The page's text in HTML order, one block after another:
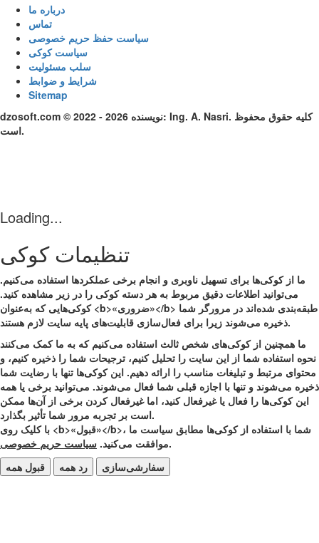
درباره ما
تماس
سیاست حفظ حریم خصوصی
سیاست کوکی
سلب مسئولیت
شرایط و ضوابط
Sitemap
dzosoft.com © 2022 - 2026 نویسنده: Ing. A. Nasri. کلیه حقوق محفوظ
است.
Loading...
تنظیمات کوکی
ما از کوکی‌ها برای تسهیل ناوبری و انجام برخی عملکردها استفاده می‌کنیم.
می‌توانید اطلاعات دقیق مربوط به هر دسته کوکی را در زیر مشاهده کنید.
کوکی‌هایی که به‌عنوان <b>«ضروری»</b> طبقه‌بندی شده‌اند در مرورگر شما
ذخیره می‌شوند زیرا برای فعال‌سازی قابلیت‌های پایه سایت لازم هستند.
ما همچنین از کوکی‌های شخص ثالث استفاده می‌کنیم که به ما کمک می‌کنند
نحوه استفاده شما از این سایت را تحلیل کنیم، ترجیحات شما را ذخیره کنیم، و
محتوای مرتبط و تبلیغات مناسب را ارائه دهیم. این کوکی‌ها تنها با رضایت شما
ذخیره می‌شوند و تنها با اجازه قبلی شما فعال می‌شوند. می‌توانید برخی یا همه
این کوکی‌ها را فعال یا غیرفعال کنید، اما غیرفعال کردن برخی از آن‌ها ممکن
است بر تجربه مرور شما تأثیر بگذارد.
با کلیک روی <b>«قبول»</b>، شما با استفاده از کوکی‌ها مطابق سیاست ما
موافقت می‌کنید. سیاست حریم خصوصی
.
قبول همه
رد همه سفارشی‌سازی